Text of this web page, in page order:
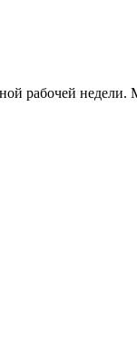
рабочей